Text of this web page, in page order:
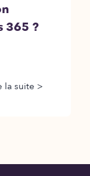
365 ?
la suite >